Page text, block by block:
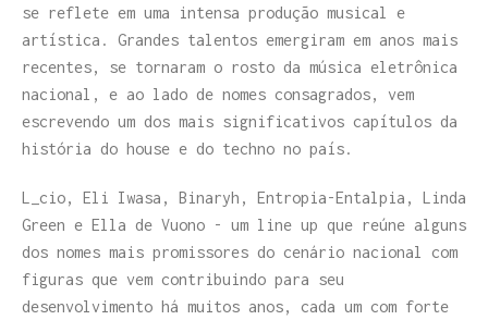
se reflete em uma intensa produção musical e
artística. Grandes talentos emergiram em anos mais
recentes, se tornaram o rosto da música eletrônica
nacional, e ao lado de nomes consagrados, vem
escrevendo um dos mais significativos capítulos da
história do house e do techno no país.
L_cio, Eli Iwasa, Binaryh, Entropia-Entalpia, Linda
Green e Ella de Vuono - um line up que reúne alguns
dos nomes mais promissores do cenário nacional com
figuras que vem contribuindo para seu
desenvolvimento há muitos anos, cada um com forte